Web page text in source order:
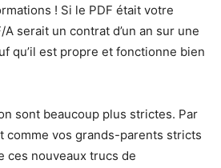
! Si le PDF était votre
serait un contrat d’un an sur une
qu’il est propre et fonctionne bien
sont beaucoup plus strictes. Par
comme vos grands-parents stricts
ces nouveaux trucs de